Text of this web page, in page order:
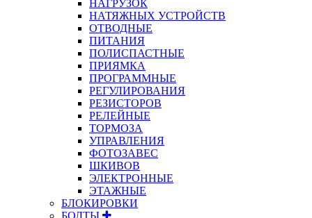
НАГРУЗОК
НАТЯЖНЫХ УСТРОЙСТВ
ОТВОДНЫЕ
ПИТАНИЯ
ПОЛИСПАСТНЫЕ
ПРИЯМКА
ПРОГРАММНЫЕ
РЕГУЛИРОВАНИЯ
РЕЗИСТОРОВ
РЕЛЕЙНЫЕ
ТОРМОЗА
УПРАВЛЕНИЯ
ФОТОЗАВЕС
ШКИВОВ
ЭЛЕКТРОННЫЕ
ЭТАЖНЫЕ
БЛОКИРОВКИ
БОЛТЫ